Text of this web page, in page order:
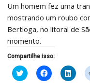
Um homem fez uma
mostrando um roubo
Bertioga, no litoral de
momento.
Compartilhe isso:
Clique
para
Clique
para para